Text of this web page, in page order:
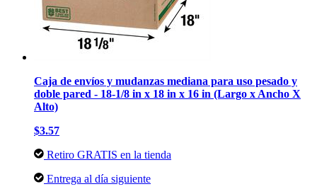
Caja de envíos y mudanzas mediana para uso pesado y
doble pared - 18-1/8 in x 18 in x 16 in (Largo x Ancho X
Alto)
$3.57
Retiro GRATIS en la tienda
Entrega al día siguiente